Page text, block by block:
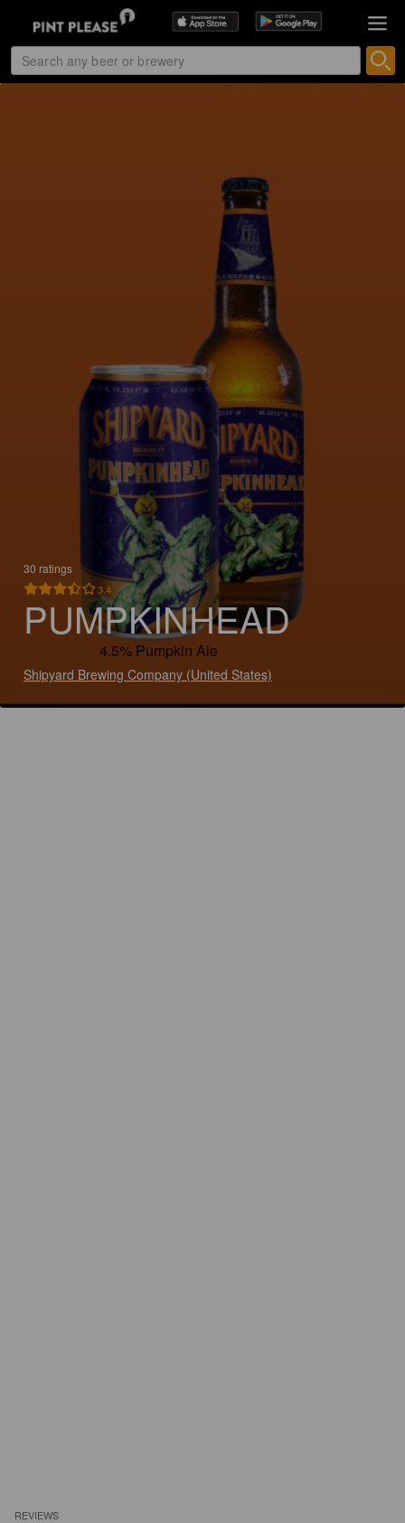
30 ratings
3.4
PUMPKINHEAD
4.5% Pumpkin Ale
Shipyard Brewing Company (United States)
REVIEWS